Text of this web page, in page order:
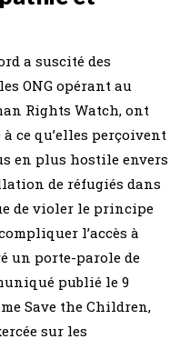
a suscité des
ONG opérant au
Rights Watch, ont
ce qu’elles perçoivent
en plus hostile envers
de réfugiés dans
de violer le principe
l’accès à
un porte-parole de
publié le 9
Save the Children,
sur les